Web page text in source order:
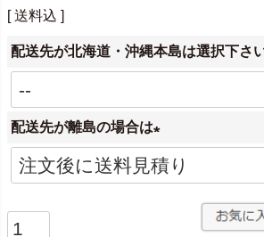
送料込
配送先が北海道・沖縄本島は選択下さ
配送先が離島の場合は
(
必